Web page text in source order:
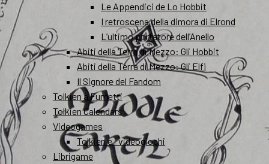
Le Appendici de Lo Hobbit
I retroscena della dimora di Elrond
L’ultimo portatore dell’Anello
Abiti della Terra di Mezzo: Gli Hobbit
Abiti della Terra di Mezzo: Gli Elfi
Il Signore del Fandom
Tolkien a Fumetti
Tolkien Calendars
Videogames
Tolkien e i videogiochi
Librigame